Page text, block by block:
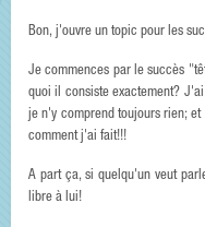
Bon, j'ouvre un topic pour les
Je commences par le succès
quoi il consiste exactement?
je n'y comprend toujours rien;
comment j'ai fait!!!
A part ça, si quelqu'un veut
libre à lui!